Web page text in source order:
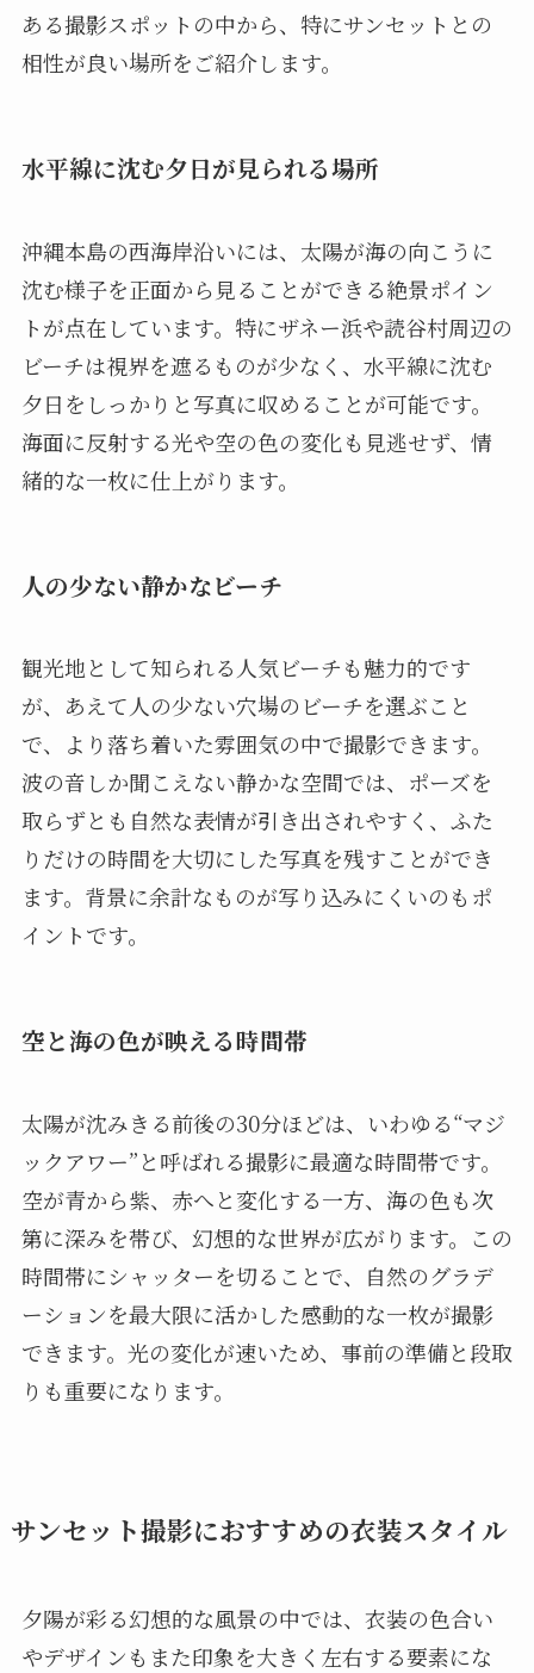
ある撮影スポットの中から、特にサンセットとの
相性が良い場所をご紹介します。
水平線に沈む夕日が見られる場所
沖縄本島の西海岸沿いには、太陽が海の向こうに
沈む様子を正面から見ることができる絶景ポイン
トが点在しています。特にザネー浜や読谷村周辺の
ビーチは視界を遮るものが少なく、水平線に沈む
夕日をしっかりと写真に収めることが可能です。
海面に反射する光や空の色の変化も見逃せず、情
緒的な一枚に仕上がります。
人の少ない静かなビーチ
観光地として知られる人気ビーチも魅力的です
が、あえて人の少ない穴場のビーチを選ぶこと
で、より落ち着いた雰囲気の中で撮影できます。
波の音しか聞こえない静かな空間では、ポーズを
取らずとも自然な表情が引き出されやすく、ふた
りだけの時間を大切にした写真を残すことができ
ます。背景に余計なものが写り込みにくいのもポ
イントです。
空と海の色が映える時間帯
太陽が沈みきる前後の30分ほどは、いわゆる“マジ
ックアワー”と呼ばれる撮影に最適な時間帯です。
空が青から紫、赤へと変化する一方、海の色も次
第に深みを帯び、幻想的な世界が広がります。この
時間帯にシャッターを切ることで、自然のグラデ
ーションを最大限に活かした感動的な一枚が撮影
できます。光の変化が速いため、事前の準備と段取
りも重要になります。
サンセット撮影におすすめの衣装スタイル
夕陽が彩る幻想的な風景の中では、衣装の色合い
やデザインもまた印象を大きく左右する要素にな